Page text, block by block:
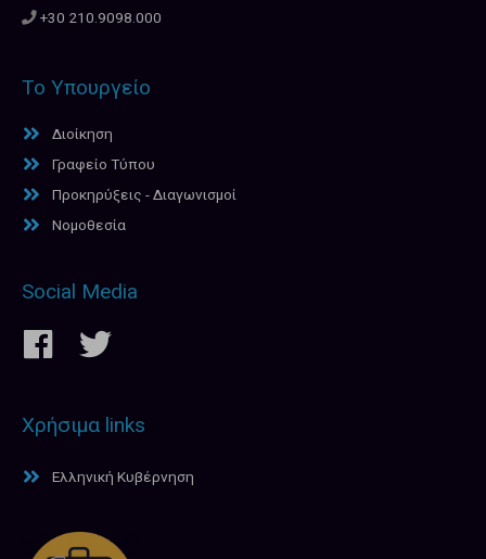
+30 210.9098.000
Το Υπουργείο
Διοίκηση
Γραφείο Τύπου
Προκηρύξεις - Διαγωνισμοί
Νομοθεσία
Social Media
Χρήσιμα links
Ελληνική Κυβέρνηση